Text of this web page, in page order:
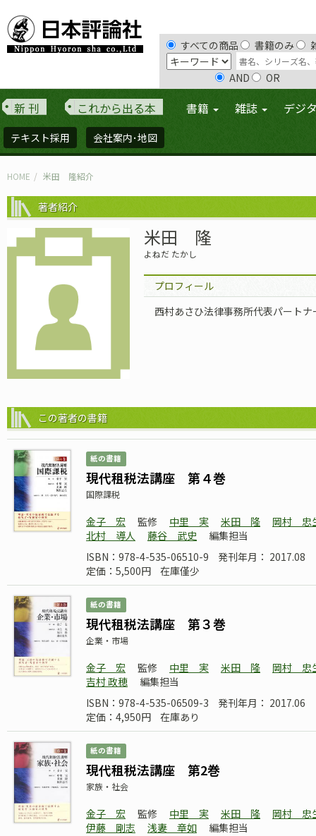
すべての商品 書籍のみ
AND OR
新 刊 これから出る本 書籍 雑誌 デジ
テキスト採用 会社案内･地図
HOME 米田 隆紹介
著者紹介
米田 隆
よねだ たかし
プロフィール
西村あさひ法律事務所代表パート
この著者の書籍
紙の書籍
現代租税法講座 第４巻
国際課税
金子 宏 監修 中里 実 米田 隆
岡村 忠
北村 導人
藤谷 武史
編集担当
ISBN：978-4-535-06510-9
発刊年月： 2017.08
定価：5,500円
在庫僅少
紙の書籍
現代租税法講座 第３巻
企業・市場
金子 宏 監修 中里 実 米田 隆
岡村 忠
吉村 政穂
編集担当
ISBN：978-4-535-06509-3
発刊年月： 2017.06
定価：4,950円
在庫あり
紙の書籍
現代租税法講座 第2巻
家族・社会
金子 宏 監修 中里 実 米田 隆
岡村 忠
伊藤 剛志
浅妻 章如
編集担当